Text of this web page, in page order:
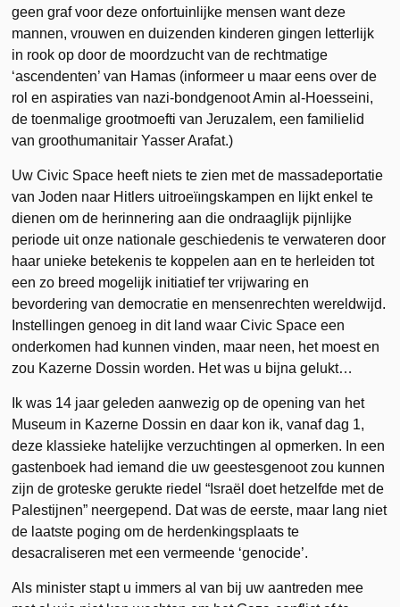
geen graf voor deze onfortuinlijke mensen want deze
mannen, vrouwen en duizenden kinderen gingen letterlijk
in rook op door de moordzucht van de rechtmatige
‘ascendenten’ van Hamas (informeer u maar eens over de
rol en aspiraties van nazi-bondgenoot Amin al-Hoesseini,
de toenmalige grootmoefti van Jeruzalem, een familielid
van groothumanitair Yasser Arafat.)
Uw Civic Space heeft niets te zien met de massadeportatie
van Joden naar Hitlers uitroeïıngskampen en lijkt enkel te
dienen om de herinnering aan die ondraaglijk pijnlijke
periode uit onze nationale geschiedenis te verwateren door
haar unieke betekenis te koppelen aan en te herleiden tot
een zo breed mogelijk initiatief ter vrijwaring en
bevordering van democratie en mensenrechten wereldwijd.
Instellingen genoeg in dit land waar Civic Space een
onderkomen had kunnen vinden, maar neen, het moest en
zou Kazerne Dossin worden. Het was u bijna gelukt…
Ik was 14 jaar geleden aanwezig op de opening van het
Museum in Kazerne Dossin en daar kon ik, vanaf dag 1,
deze klassieke hatelijke verzuchtingen al opmerken. In een
gastenboek had iemand die uw geestesgenoot zou kunnen
zijn de groteske gerukte riedel “Israël doet hetzelfde met de
Palestijnen” neergepend. Dat was de eerste, maar lang niet
de laatste poging om de herdenkingsplaats te
desacraliseren met een vermeende ‘genocide’.
Als minister stapt u immers al van bij uw aantreden mee